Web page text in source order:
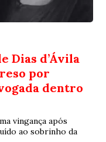
Dias d’Ávila
por
dentro
vingança após
ao sobrinho da